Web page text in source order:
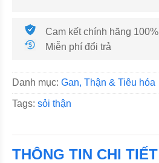
Cam kết chính hãng 100%
Miễn phí đổi trả
Danh mục: Gan, Thận & Tiêu hóa
Tags: sỏi thận
THÔNG TIN CHI TIẾT